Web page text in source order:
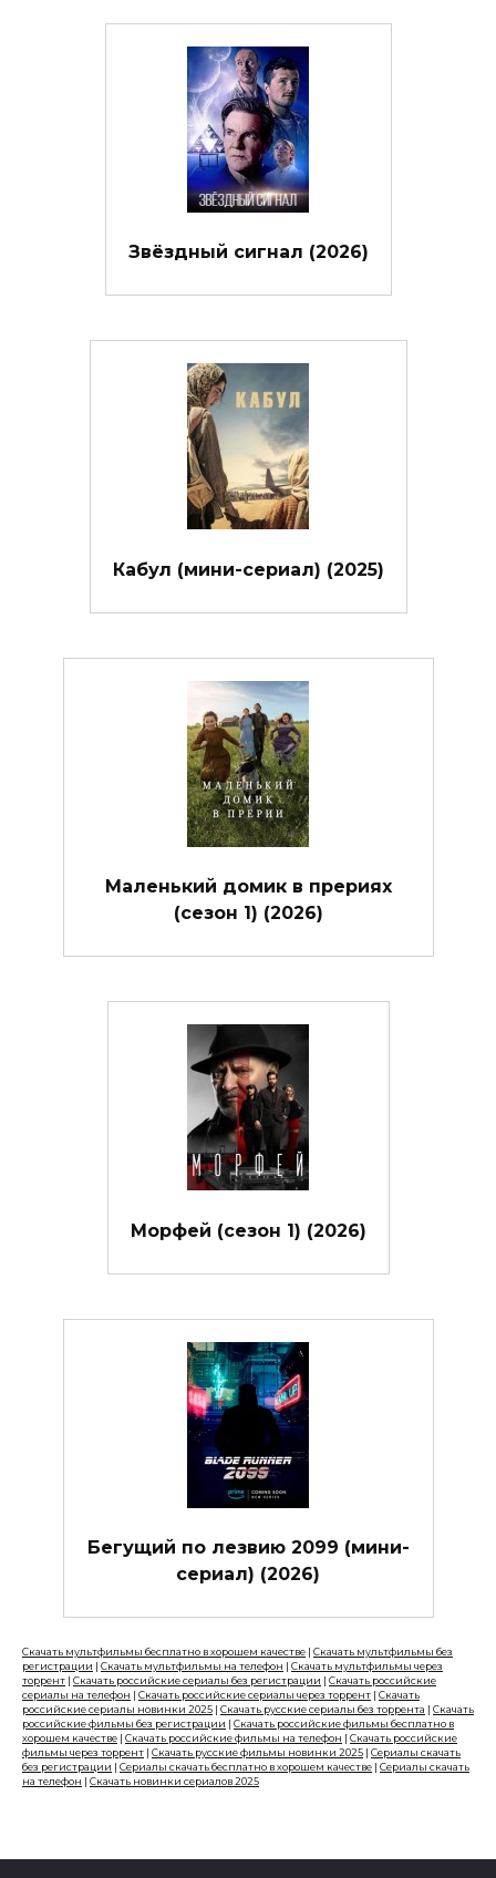
Звёздный сигнал (2026)
Кабул (мини-сериал) (2025)
Маленький домик в прериях
(сезон 1) (2026)
Морфей (сезон 1) (2026)
Бегущий по лезвию 2099 (мини-
сериал) (2026)
Скачать мультфильмы бесплатно в хорошем качестве | Скачать мультфильмы без
регистрации | Скачать мультфильмы на телефон | Скачать мультфильмы через
торрент | Скачать российские сериалы без регистрации | Скачать российские
сериалы на телефон | Скачать российские сериалы через торрент | Скачать
российские сериалы новинки 2025 | Скачать русские сериалы без торрента | Скачать
российские фильмы без регистрации | Скачать российские фильмы бесплатно в
хорошем качестве | Скачать российские фильмы на телефон | Скачать российские
фильмы через торрент | Скачать русские фильмы новинки 2025 | Сериалы скачать
без регистрации | Сериалы скачать бесплатно в хорошем качестве | Сериалы скачать
на телефон | Скачать новинки сериалов 2025